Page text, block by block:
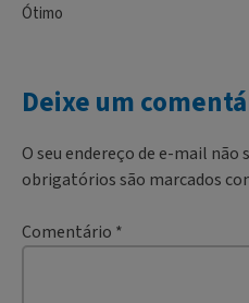
Ótimo
Deixe um
O seu endereço de e-mail não
obrigatórios são marcados
Comentário *